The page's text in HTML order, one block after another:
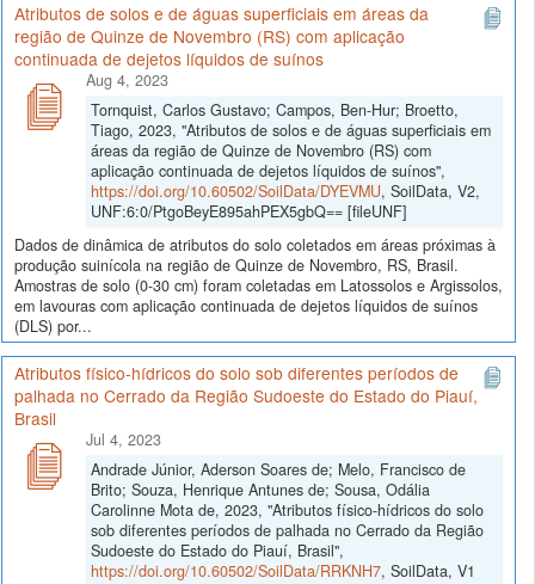
Atributos de solos e de águas superficiais em áreas da
região de Quinze de Novembro (RS) com aplicação
continuada de dejetos líquidos de suínos
Aug 4, 2023
Tornquist, Carlos Gustavo; Campos, Ben-Hur; Broetto,
Tiago, 2023, "Atributos de solos e de águas superficiais em
áreas da região de Quinze de Novembro (RS) com
aplicação continuada de dejetos líquidos de suínos",
https://doi.org/10.60502/SoilData/DYEVMU, SoilData, V2,
UNF:6:0/PtgoBeyE895ahPEX5gbQ== [fileUNF]
Dados de dinâmica de atributos do solo coletados em áreas próximas à
produção suinícola na região de Quinze de Novembro, RS, Brasil.
Amostras de solo (0-30 cm) foram coletadas em Latossolos e Argissolos,
em lavouras com aplicação continuada de dejetos líquidos de suínos
(DLS) por...
Atributos físico-hídricos do solo sob diferentes períodos de
palhada no Cerrado da Região Sudoeste do Estado do Piauí,
Brasil
Jul 4, 2023
Andrade Júnior, Aderson Soares de; Melo, Francisco de
Brito; Souza, Henrique Antunes de; Sousa, Odália
Carolinne Mota de, 2023, "Atributos físico-hídricos do solo
sob diferentes períodos de palhada no Cerrado da Região
Sudoeste do Estado do Piauí, Brasil",
https://doi.org/10.60502/SoilData/RRKNH7, SoilData, V1